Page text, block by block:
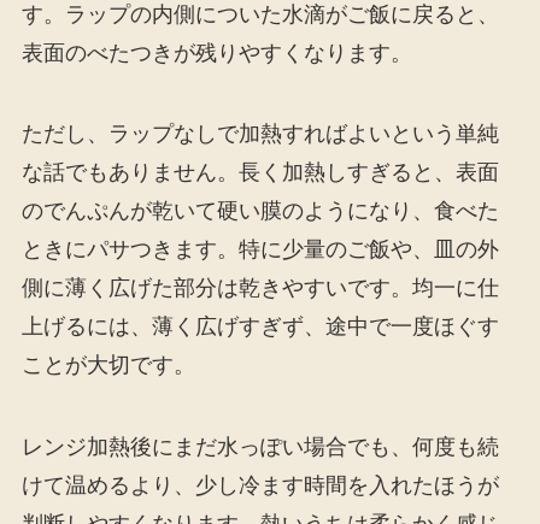
す。ラップの内側についた水滴がご飯に戻ると、
表面のべたつきが残りやすくなります。
ただし、ラップなしで加熱すればよいという単純
な話でもありません。長く加熱しすぎると、表面
のでんぷんが乾いて硬い膜のようになり、食べた
ときにパサつきます。特に少量のご飯や、皿の外
側に薄く広げた部分は乾きやすいです。均一に仕
上げるには、薄く広げすぎず、途中で一度ほぐす
ことが大切です。
レンジ加熱後にまだ水っぽい場合でも、何度も続
けて温めるより、少し冷ます時間を入れたほうが